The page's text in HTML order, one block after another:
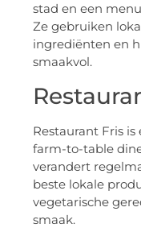
stad en een
Ze gebruiken
ingrediënten en
smaakvol.
Restaurant Fris
farm-to-table
verandert
beste lokale
vegetarische
smaak.